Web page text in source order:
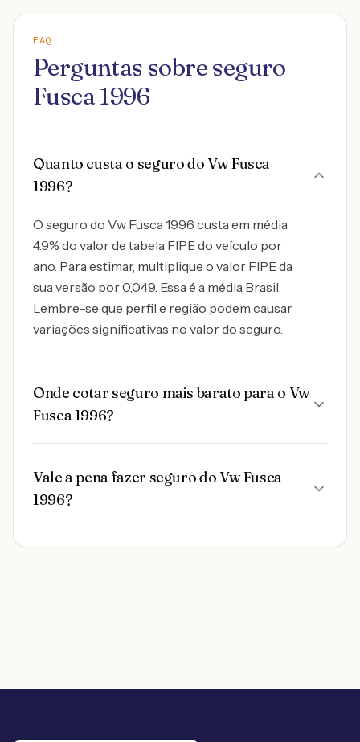
FAQ
Perguntas sobre seguro
Fusca 1996
Quanto custa o seguro do Vw Fusca
1996?
O seguro do Vw Fusca 1996 custa em média
4.9% do valor de tabela FIPE do veículo por
ano. Para estimar, multiplique o valor FIPE da
sua versão por 0,049. Essa é a média Brasil.
Lembre-se que perfil e região podem causar
variações significativas no valor do seguro.
Onde cotar seguro mais barato para o Vw
Fusca 1996?
Vale a pena fazer seguro do Vw Fusca
1996?